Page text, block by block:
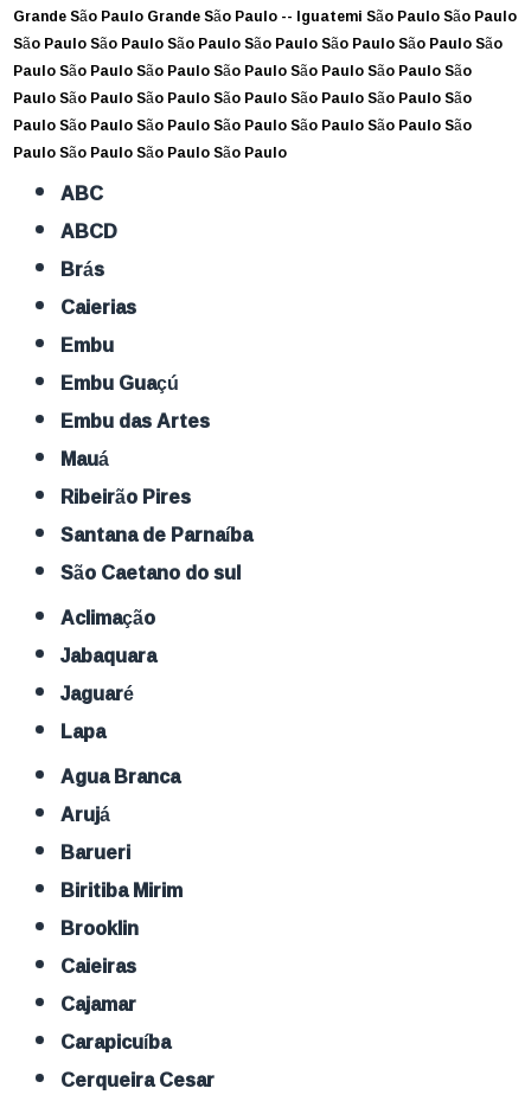
Grande São PauloGrande São Paulo -- IguatemiSão PauloSão Paulo
São PauloSão PauloSão PauloSão PauloSão PauloSão PauloSão
PauloSão PauloSão PauloSão PauloSão PauloSão PauloSão
PauloSão PauloSão PauloSão PauloSão PauloSão PauloSão
PauloSão PauloSão PauloSão PauloSão PauloSão PauloSão
PauloSão PauloSão PauloSão Paulo
ABC
ABCD
Brás
Caierias
Embu
Embu Guaçú
Embu das Artes
Mauá
Ribeirão Pires
Santana de Parnaíba
São Caetano do sul
Aclimação
Jabaquara
Jaguaré
Lapa
Agua Branca
Arujá
Barueri
Biritiba Mirim
Brooklin
Caieiras
Cajamar
Carapicuíba
Cerqueira Cesar